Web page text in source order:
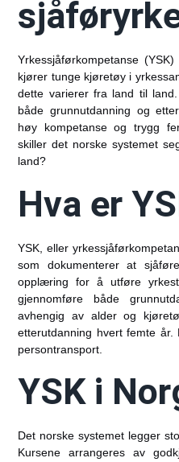
Yrkessjåførkompetanse
kjører tunge kjøretøy i
dette varierer fra land til
både grunnutdanning og
høy kompetanse og trygg
skiller det norske systemet
land?
Hva er
YSK, eller
som dokumenterer at
opplæring for å utføre
gjennomføre både
avhengig av alder og
etterutdanning hvert femte
persontransport.
YSK i
Det norske systemet legger
Kursene arrangeres av